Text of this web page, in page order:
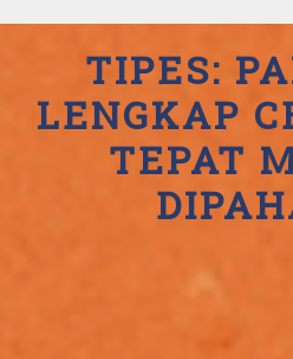
TIPES:
LENGKAP
TEPAT